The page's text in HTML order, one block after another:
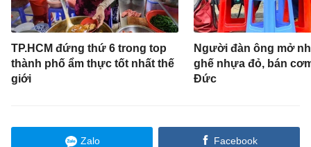
TP.HCM đứng thứ 6 trong top
thành phố ẩm thực tốt nhất thế
giới
Người đàn ông mở
ghế nhựa đỏ, bán
Đức
Zalo Facebook